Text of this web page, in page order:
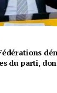
du parti,